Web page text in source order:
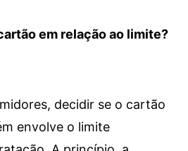
em relação ao limite?
decidir se o cartão
envolve o limite